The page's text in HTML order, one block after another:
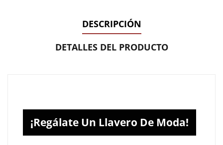
DESCRIPCIÓN
DETALLES DEL PRODUCTO
¡Regálate Un Llavero De Moda!